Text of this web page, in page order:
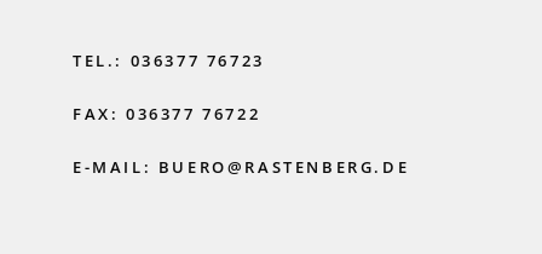
TEL.: 036377 76723
FAX: 036377 76722
E-MAIL: BUERO@RASTENBERG.DE